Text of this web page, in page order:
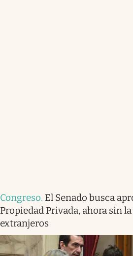
Congreso. El Senado busca
Propiedad Privada, ahora sin
extranjeros